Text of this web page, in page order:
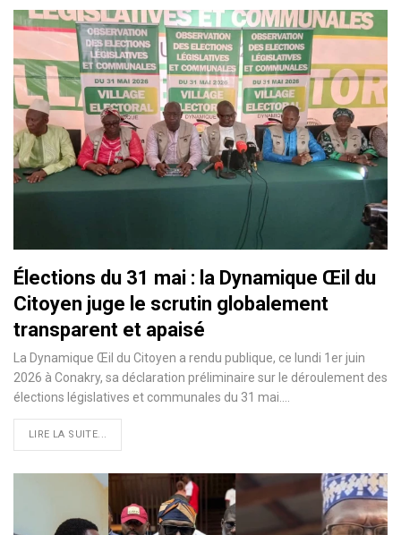
Élections du 31 mai : la Dynamique Œil du
Citoyen juge le scrutin globalement
transparent et apaisé
La Dynamique Œil du Citoyen a rendu publique, ce lundi 1er juin
2026 à Conakry, sa déclaration préliminaire sur le déroulement des
élections législatives et communales du 31 mai.…
LIRE LA SUITE...